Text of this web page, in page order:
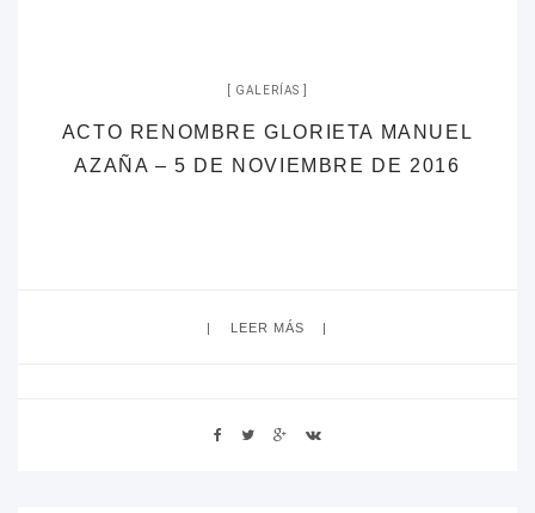
GALERÍAS
ACTO RENOMBRE GLORIETA MANUEL
AZAÑA – 5 DE NOVIEMBRE DE 2016
LEER MÁS